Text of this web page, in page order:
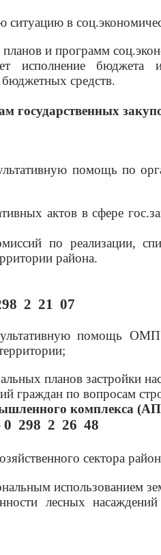
ситуацию в
планов и программ
исполнение бюджета
средств.
государственных
помощь по
актов в сфере
по реализации,
района.
2 21 07
помощь
планов застройки
граждан по вопросам
комплекса
0 298 2 26 48
сектора
использованием
лесных